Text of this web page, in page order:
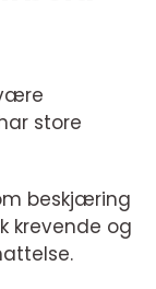
store
beskjæring
krevende og